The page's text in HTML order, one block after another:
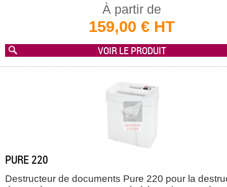
À partir de
159,00 € HT
VOIR LE PRODUIT
PURE 220
Destructeur de documents Pure 220 pour la